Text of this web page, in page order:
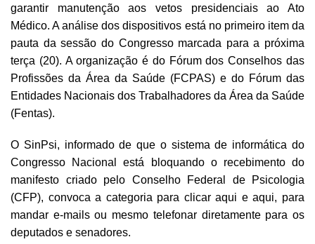
garantir manutenção aos vetos presidenciais ao Ato
Médico. A análise dos dispositivos está no primeiro item da
pauta da sessão do Congresso marcada para a próxima
terça (20). A organização é do Fórum dos Conselhos das
Profissões da Área da Saúde (FCPAS) e do Fórum das
Entidades Nacionais dos Trabalhadores da Área da Saúde
(Fentas).
O SinPsi, informado de que o sistema de informática do
Congresso Nacional está bloquando o recebimento do
manifesto criado pelo Conselho Federal de Psicologia
(CFP), convoca a categoria para clicaraqui eaqui, para
mandar e-mails ou mesmo telefonar diretamente para os
deputados e senadores.